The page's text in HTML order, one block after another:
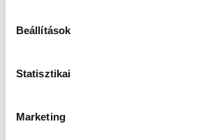
Beállítások
Statisztikai
Marketing
minden magas színvonal
hogy Veszprém 2023-ban